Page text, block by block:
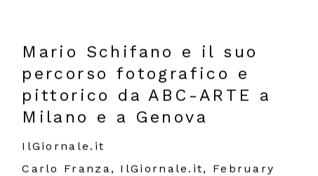
Mario Schifano e il suo
percorso fotografico e
pittorico da ABC-ARTE a
Milano e a Genova
IlGiornale.it
Carlo Franza, IlGiornale.it, February